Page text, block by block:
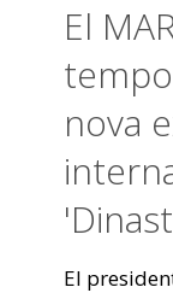
El
nova
El